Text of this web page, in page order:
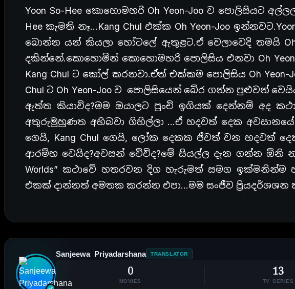
Yoon So-Hee කොහොමහරි Oh Yeon-Joo ව පොලිසියට
Hee කැමති නෑ…Kang Chul එක්ක Oh Yeon-Joo
බොන්න යන් කියලා හෝටලේ ඇතුළට.ඒ වෙලාවෙදි තමයි
දකින්නේ.කොහොමින් කොහොමහරි පොලිසිය එනවා Oh Yeon-
Kang Chul ට කෝල් කරනවා.ඒත් එක්කම පොලිසිය Oh
Chul ට Oh Yeon-Joo ව පොලිසියෙන් බේර ගන්න පුළුවන් වෙයිද
ඇත්ත කියාවිද?මම ඔයාලට පුංචි ඉගියක් දෙන්නම් අද
අතුරුමුහුණත අභිබවා ගිහිල්ලා …ඒ හදවත් දෙක අවසානයේ
ගෙයි, Kang Chul ගෙයි, ලෝක දෙකක ජීවත් වන හදවත්
ආරම්භ වෙයිද?අවසන් වේවිද?මේ සියල්ල දැන ගන්න ඕනි
Worlds” කථාවේ හතරවන දිග හැරුමත් සමග ඉක්මනින්ම
එකක් දාන්නත් අමතක කරන්න එපා…මම සංජීව ප්‍රියදර්ශශන
Sanjeewa Priyadarshana TRANSLATOR
0
MOVIES
13
TV SERIES